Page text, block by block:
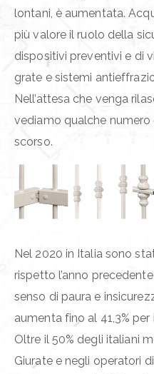
lontani, è aumentata.
più valore il ruolo della
dispositivi preventivi e di
grate e sistemi
Nell’attesa che venga
vediamo qualche numero
scorso.
Nel 2020 in Italia sono
rispetto l’anno
senso di paura e
aumenta fino al 41,3%
Oltre il 50% degli italiani
Giurate e negli operatori